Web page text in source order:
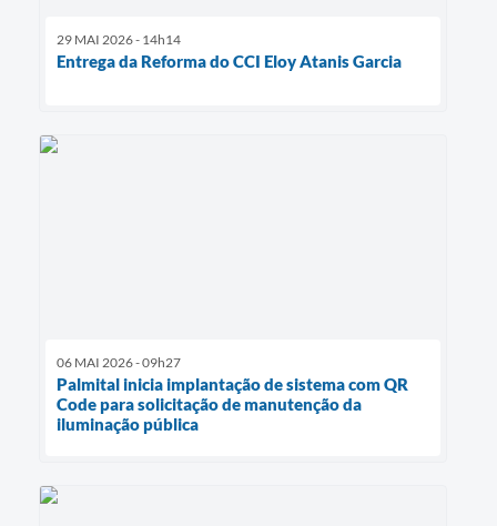
29 MAI 2026 - 14h14
Entrega da Reforma do CCI Eloy Atanis Garcia
06 MAI 2026 - 09h27
Palmital inicia implantação de sistema com QR
Code para solicitação de manutenção da
iluminação pública